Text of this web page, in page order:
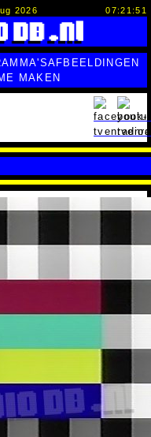
2026 07:21:53
AFBEELDINGEN
MAKEN